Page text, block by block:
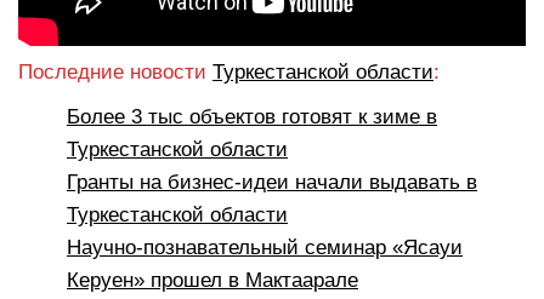
Последние новости Туркестанской области:
Более 3 тыс объектов готовят к зиме в
Туркестанской области
Гранты на бизнес-идеи начали выдавать в
Туркестанской области
Научно-познавательный семинар «Ясауи
Керуен» прошел в Мактаарале